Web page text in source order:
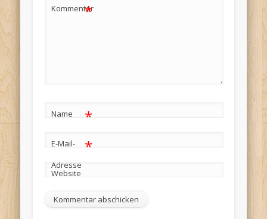
Kommentar
*
Name *
E-Mail-
Adresse
*
Website